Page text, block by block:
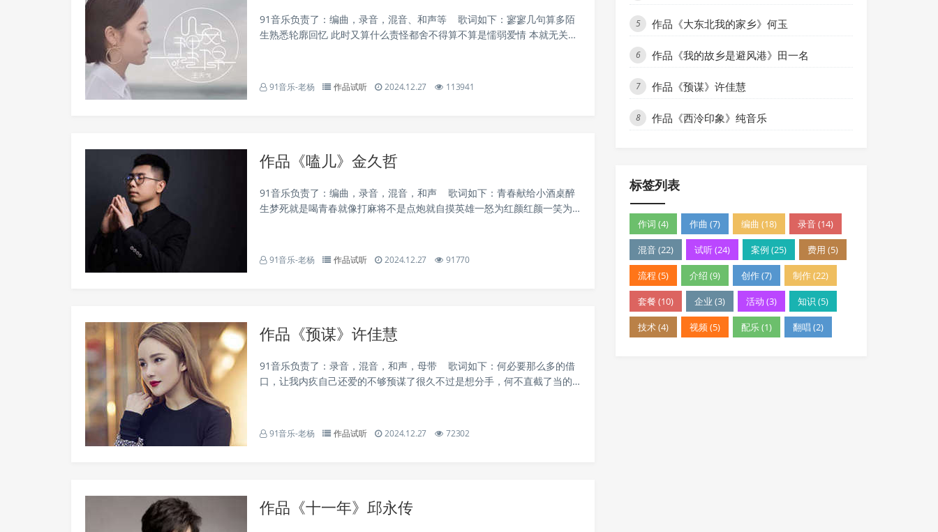
91音乐负责了：编曲，录音，混音、和声等 歌词如下：寥寥几句算多陌
生熟悉轮廓回忆 此时又算什么责怪都舍不得算不算是懦弱爱情 本就无关对
91音乐-老杨 作品试听 2024.12.27 113941
作品《嗑儿》金久哲
91音乐负责了：编曲，录音，混音，和声 歌词如下：青春献给小酒桌醉
生梦死就是喝青春就像打麻将不是点炮就自摸英雄一怒为红颜红颜一笑为
91音乐-老杨 作品试听 2024.12.27 91770
作品《预谋》许佳慧
91音乐负责了：录音，混音，和声，母带 歌词如下：何必要那么多的借
口，让我内疚自己还爱的不够预谋了很久不过是想分手，何不直截了当的
91音乐-老杨 作品试听 2024.12.27 72302
作品《十一年》邱永传
5 作品《大东北我的家乡》何玉
6 作品《我的故乡是避风港》田一名
7 作品《预谋》许佳慧
8 作品《西泠印象》纯音乐
标签列表
作词 (4) 作曲 (7) 编曲 (18) 录音 (14)
混音 (22) 试听 (24) 案例 (25) 费用 (5)
流程 (5) 介绍 (9) 创作 (7) 制作 (22)
套餐 (10) 企业 (3) 活动 (3) 知识 (5)
技术 (4) 视频 (5) 配乐 (1) 翻唱 (2)